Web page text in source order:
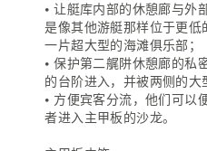
• 让艇库内部的休憩廊与外
是像其他游艇那样位于更
一片超大型的海滩俱乐部；
• 保护第二艉阱休憩廊的私
的台阶进入，并被两侧的大
• 方便宾客分流，他们可以
者进入主甲板的沙龙。